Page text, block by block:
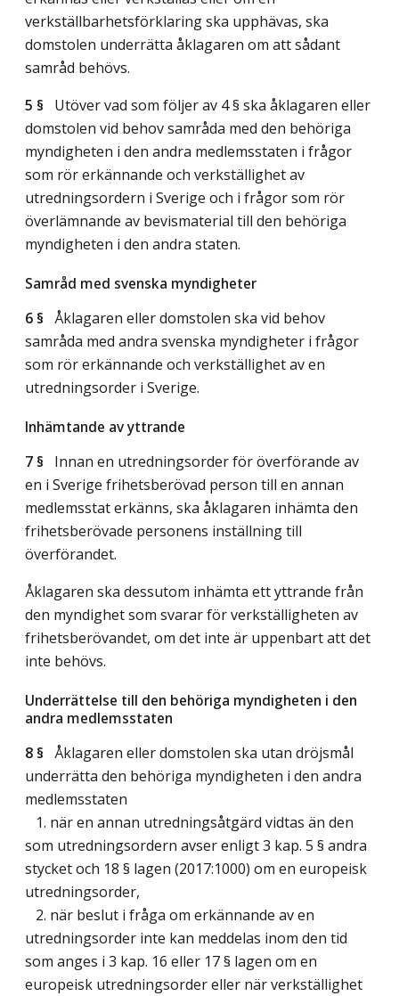
verkställbarhetsförklaring ska upphävas, ska
domstolen underrätta åklagaren om att sådant
samråd behövs.
5 § Utöver vad som följer av 4 § ska åklagaren eller
domstolen vid behov samråda med den behöriga
myndigheten i den andra medlemsstaten i frågor
som rör erkännande och verkställighet av
utredningsordern i Sverige och i frågor som rör
överlämnande av bevismaterial till den behöriga
myndigheten i den andra staten.
Samråd med svenska myndigheter
6 § Åklagaren eller domstolen ska vid behov
samråda med andra svenska myndigheter i frågor
som rör erkännande och verkställighet av en
utredningsorder i Sverige.
Inhämtande av yttrande
7 § Innan en utredningsorder för överförande av
en i Sverige frihetsberövad person till en annan
medlemsstat erkänns, ska åklagaren inhämta den
frihetsberövade personens inställning till
överförandet.
Åklagaren ska dessutom inhämta ett yttrande från
den myndighet som svarar för verkställigheten av
frihetsberövandet, om det inte är uppenbart att det
inte behövs.
Underrättelse till den behöriga myndigheten i den
andra medlemsstaten
8 § Åklagaren eller domstolen ska utan dröjsmål
underrätta den behöriga myndigheten i den andra
medlemsstaten
1. när en annan utredningsåtgärd vidtas än den
som utredningsordern avser enligt 3 kap. 5 § andra
stycket och 18 § lagen (2017:1000) om en europeisk
utredningsorder,
2. när beslut i fråga om erkännande av en
utredningsorder inte kan meddelas inom den tid
som anges i 3 kap. 16 eller 17 § lagen om en
europeisk utredningsorder eller när verkställighet